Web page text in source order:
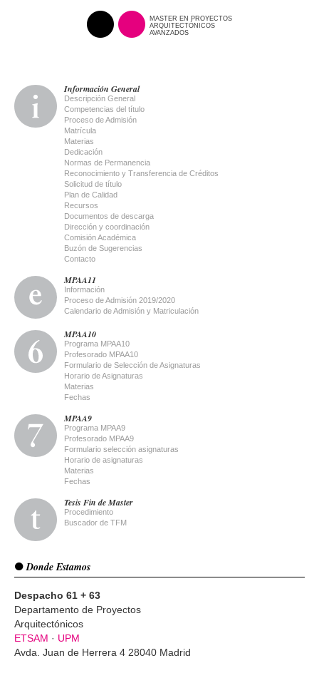
MASTER EN PROYECTOS
ARQUITECTÓNICOS
AVANZADOS
Información General
Descripción General
Competencias del título
Proceso de Admisión
Matrícula
Materias
Dedicación
Normas de Permanencia
Reconocimiento y Transferencia de Créditos
Solicitud de título
Plan de Calidad
Recursos
Documentos de descarga
Dirección y coordinación
Comisión Académica
Buzón de Sugerencias
Contacto
MPAA11
Información
Proceso de Admisión 2019/2020
Calendario de Admisión y Matriculación
MPAA10
Programa MPAA10
Profesorado MPAA10
Formulario de Selección de Asignaturas
Horario de Asignaturas
Materias
Fechas
MPAA9
Programa MPAA9
Profesorado MPAA9
Formulario selección asignaturas
Horario de asignaturas
Materias
Fechas
Tesis Fin de Master
Procedimiento
Buscador de TFM
Donde Estamos
Despacho 61 + 63
Departamento de Proyectos
Arquitectónicos
ETSAM · UPM
Avda. Juan de Herrera 4 28040 Madrid